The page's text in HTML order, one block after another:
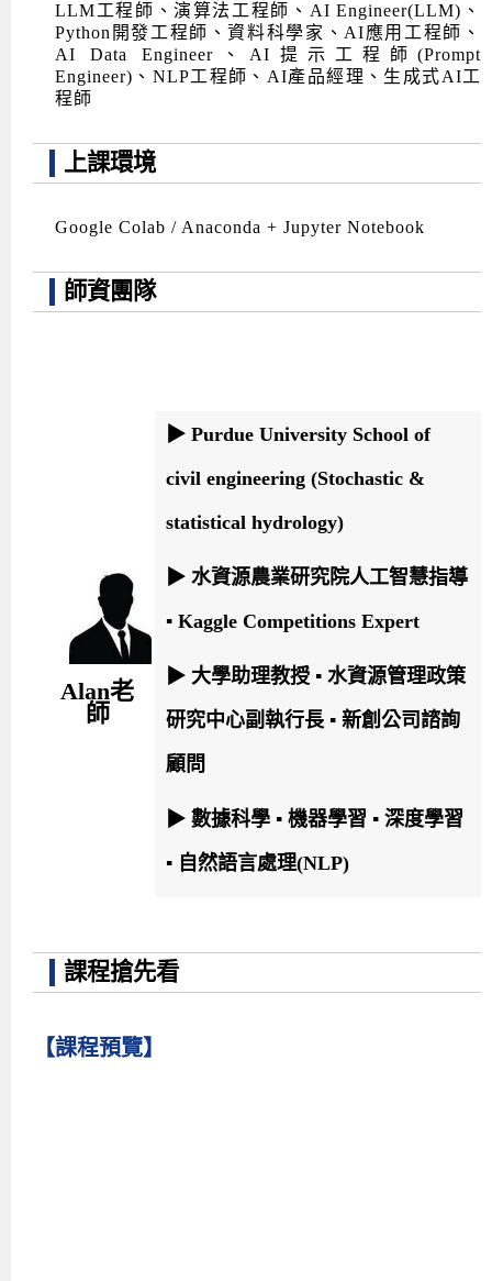
LLM工程師、演算法工程師、AI Engineer(LLM)、
Python開發工程師、資料科學家、AI應用工程師、
AI Data Engineer、AI提示工程師(Prompt
Engineer)、NLP工程師、AI產品經理、生成式AI工
程師
上課環境
Google Colab / Anaconda + Jupyter Notebook
師資團隊
Alan老
師
▶ Purdue University School of
civil engineering (Stochastic &
statistical hydrology)
▶ 水資源農業研究院人工智慧指導
▪ Kaggle Competitions Expert
▶ 大學助理教授 ▪ 水資源管理政策
研究中心副執行長 ▪ 新創公司諮詢
顧問
▶ 數據科學 ▪ 機器學習 ▪ 深度學習
▪ 自然語言處理(NLP)
課程搶先看
【課程預覽】